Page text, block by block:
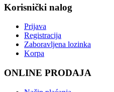
Korisnički nalog
Prijava
Registracija
Zaboravljena lozinka
Korpa
ONLINE PRODAJA